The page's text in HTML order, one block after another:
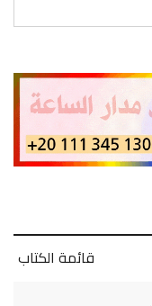
قائمة الكتاب